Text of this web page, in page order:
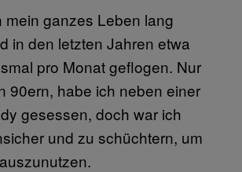
mein ganzes Leben lang
in den letzten Jahren etwa
pro Monat geflogen. Nur
90ern, habe ich neben einer
gesessen, doch war ich
und zu schüchtern, um